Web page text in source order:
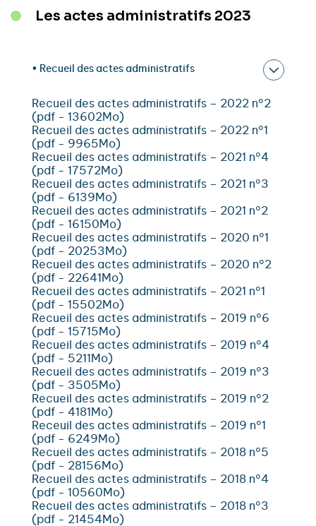
Les actes administratifs 2023
• Recueil des actes administratifs
Recueil des actes administratifs – 2022 n°2
(pdf - 13602Mo)
Recueil des actes administratifs – 2022 n°1
(pdf - 9965Mo)
Recueil des actes administratifs – 2021 n°4
(pdf - 17572Mo)
Recueil des actes administratifs – 2021 n°3
(pdf - 6139Mo)
Recueil des actes administratifs – 2021 n°2
(pdf - 16150Mo)
Recueil des actes administratifs – 2020 n°1
(pdf - 20253Mo)
Recueil des actes administratifs – 2020 n°2
(pdf - 22641Mo)
Recueil des actes administratifs – 2021 n°1
(pdf - 15502Mo)
Recueil des actes administratifs – 2019 n°6
(pdf - 15715Mo)
Recueil des actes administratifs – 2019 n°4
(pdf - 5211Mo)
Recueil des actes administratifs – 2019 n°3
(pdf - 3505Mo)
Recueil des actes administratifs – 2019 n°2
(pdf - 4181Mo)
Receuil des actes administratifs – 2019 n°1
(pdf - 6249Mo)
Recueil des actes administratifs – 2018 n°5
(pdf - 28156Mo)
Recueil des actes administratifs – 2018 n°4
(pdf - 10560Mo)
Recueil des actes administratifs – 2018 n°3
(pdf - 21454Mo)